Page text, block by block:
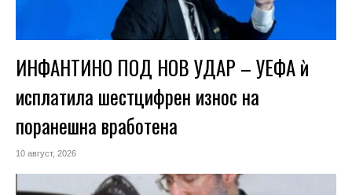
ИНФАНТИНО ПОД НОВ УДАР – УЕФА ѝ
исплатила шестцифрен износ на
поранешна вработена
10 август, 2026